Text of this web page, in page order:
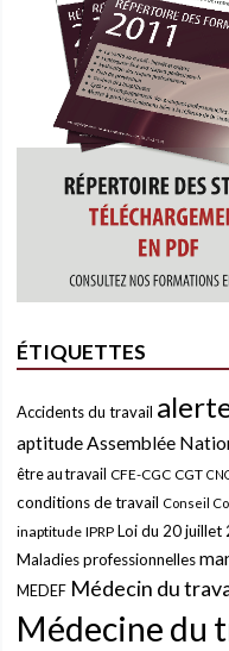
ÉTIQUETTES
Accidents du travail
aptitudeAssemblée
être au travail CFE-CGC CGT
conditions de travail Conseil
inaptitude IPRP Loi du 20 juillet
Maladies professionnelles
MEDEF Médecin du
Médecine du